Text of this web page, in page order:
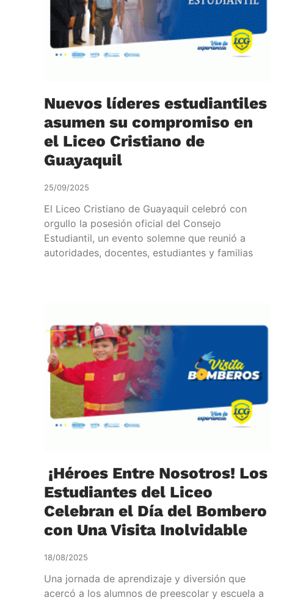
Nuevos líderes estudiantiles
asumen su compromiso en
el Liceo Cristiano de
Guayaquil
25/09/2025
El Liceo Cristiano de Guayaquil celebró con
orgullo la posesión oficial del Consejo
Estudiantil, un evento solemne que reunió a
autoridades, docentes, estudiantes y familias
¡Héroes Entre Nosotros! Los
Estudiantes del Liceo
Celebran el Día del Bombero
con Una Visita Inolvidable
18/08/2025
Una jornada de aprendizaje y diversión que
acercó a los alumnos de preescolar y escuela a